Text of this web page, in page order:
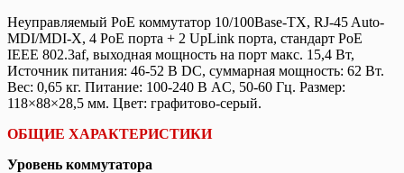
Неуправляемый PoE коммутатор 10/100Base-TX, RJ-45 Auto-
MDI/MDI-X, 4 PoE порта + 2 UpLink порта, стандарт PoE
IEEE 802.3af, выходная мощность на порт макс. 15,4 Вт,
Источник питания: 46-52 В DC, суммарная мощность: 62 Вт.
Вес: 0,65 кг. Питание: 100-240 В AC, 50-60 Гц. Размер:
118×88×28,5 мм. Цвет: графитово-серый.
ОБЩИЕ ХАРАКТЕРИСТИКИ
Уровень коммутатора